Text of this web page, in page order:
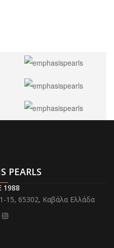
PEARLS
1988
15, 65302, Καβάλα Ελλάδα